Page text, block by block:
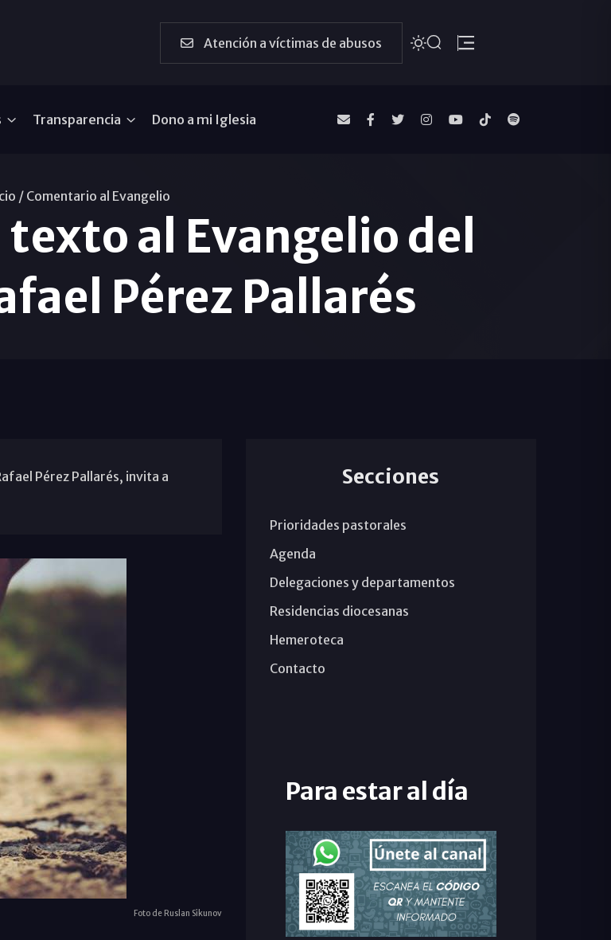
Atención a víctimas de abusos
Transparencia Dono a mi Iglesia
/ Comentario al Evangelio
al Evangelio del
Pérez Pallarés
Pérez Pallarés, invita a
Foto de Ruslan Sikunov
Secciones
Prioridades pastorales
Agenda
Delegaciones y departamentos
Residencias diocesanas
Hemeroteca
Contacto
Para estar al día